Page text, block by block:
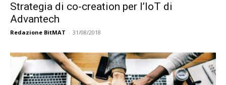
Strategia di co-creation per l’IoT di
Advantech
Redazione BitMAT - 31/08/2018